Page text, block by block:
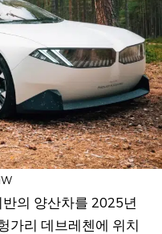
의 양산차를 2025년
가리 데브레첸에 위치